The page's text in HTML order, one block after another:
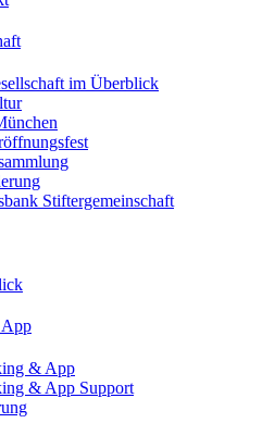
im Überblick
Stiftergemeinschaft
& App
& App Support